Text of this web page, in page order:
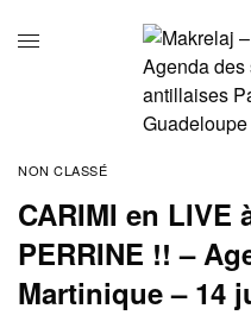
NON CLASSÉ
CARIMI en LIVE
PERRINE !! –
Martinique – 14